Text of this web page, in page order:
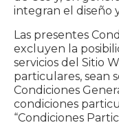
integran el diseño
Las presentes
excluyen la
servicios del Sitio
particulares, sean
Condiciones
condiciones
“Condiciones